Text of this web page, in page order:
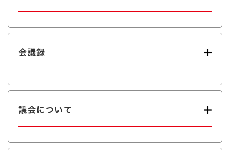
会議録
議会について